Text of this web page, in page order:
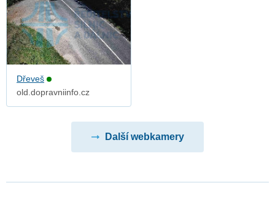
Dřeveš
old.dopravniinfo.cz
Další webkamery